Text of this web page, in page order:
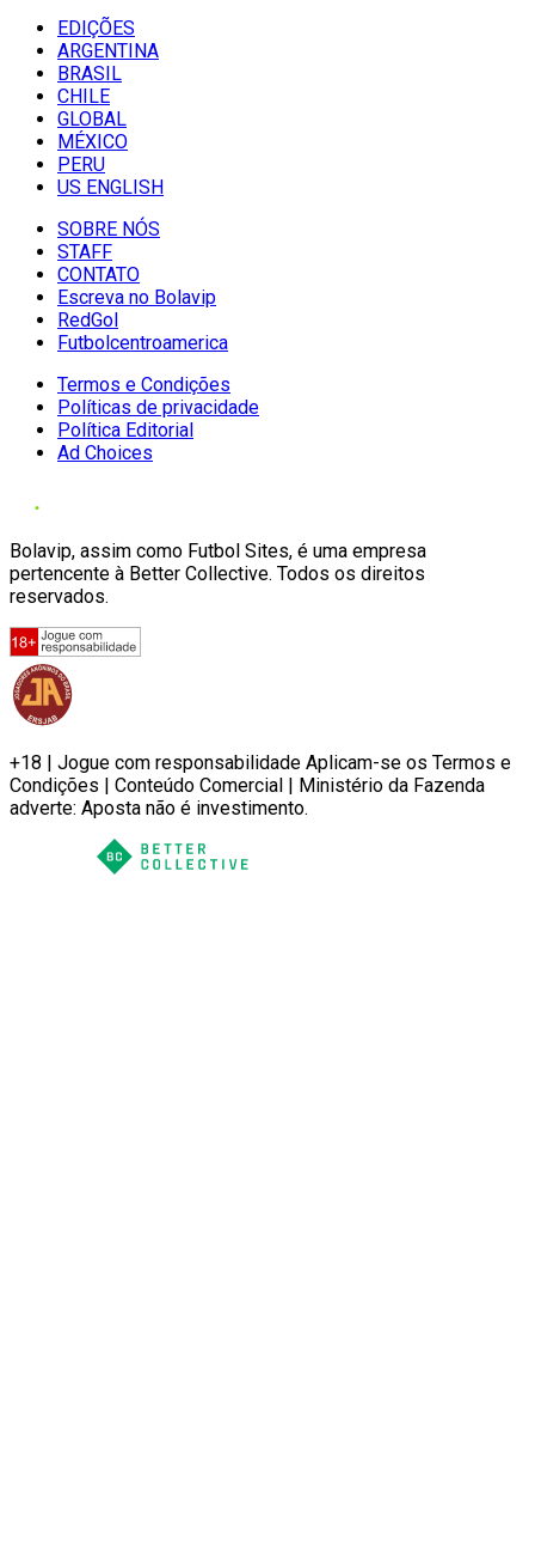
EDIÇÕES
ARGENTINA
BRASIL
CHILE
GLOBAL
MÉXICO
PERU
US ENGLISH
SOBRE NÓS
STAFF
CONTATO
Escreva no Bolavip
RedGol
Futbolcentroamerica
Termos e Condições
Políticas de privacidade
Política Editorial
Ad Choices
Bolavip, assim como Futbol Sites, é uma empresa
pertencente à Better Collective. Todos os direitos
reservados.
+18 | Jogue com responsabilidade Aplicam-se os Termos e
Condições | Conteúdo Comercial | Ministério da Fazenda
adverte: Aposta não é investimento.